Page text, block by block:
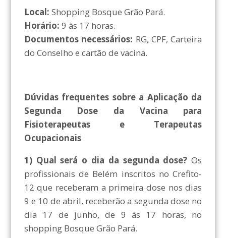
Local: Shopping Bosque Grão Pará.
Horário: 9 às 17 horas.
Documentos necessários: RG, CPF, Carteira
do Conselho e cartão de vacina.
Dúvidas frequentes sobre a Aplicação da
Segunda Dose da Vacina para
Fisioterapeutas e Terapeutas
Ocupacionais
1) Qual será o dia da segunda dose? Os
profissionais de Belém inscritos no Crefito-
12 que receberam a primeira dose nos dias
9 e 10 de abril, receberão a segunda dose no
dia 17 de junho, de 9 às 17 horas, no
shopping Bosque Grão Pará.